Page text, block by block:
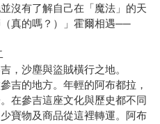
沒有了解自己在「魔法」的天
真的嗎？）」霍爾相遇──
，沙塵與盜賊橫行之地。
吉的地方。年輕的阿布都拉，
在參吉這座文化與歷史都不同
寶物及商品從這裡轉運。阿布